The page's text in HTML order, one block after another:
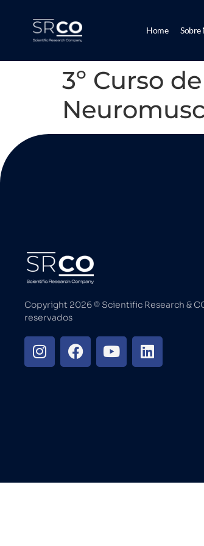
Home Sobre
3º Curso
Copyright 2026 ©️ Scientific Research &
reservados